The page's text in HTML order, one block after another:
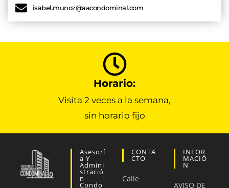
isabel.munoz@aacondominal.com
Horario:
Visita 2 veces a la semana,
sin horario fijo
Asesorí
A Y
Admini
Stració
N
Condo
CONTA
CTO
Calle
INFOR
MACIÓ
N
AVISO DE